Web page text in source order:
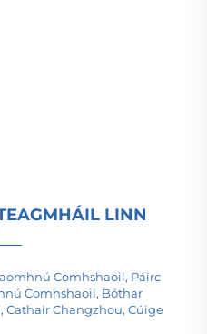
LINN
Comhshaoil, Páirc
Comhshaoil, Bóthar
Cathair Changzhou, Cúige